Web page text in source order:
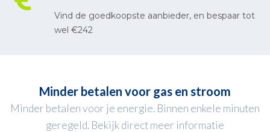
Vind de goedkoopste aanbieder, en bespaar tot
wel €242
Minder betalen voor gas en stroom
Minder betalen voor je energie. Binnen enkele minuten
geregeld. Bekijk direct meer informatie